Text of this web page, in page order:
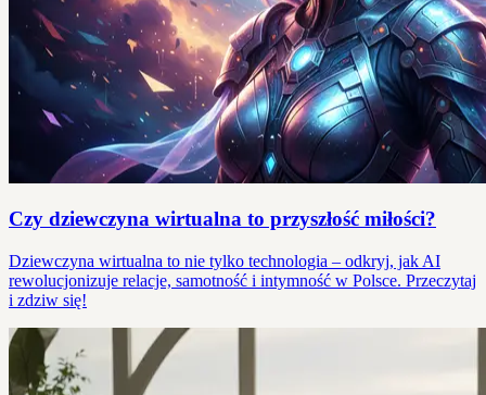
Czy dziewczyna wirtualna to przyszłość miłości?
Dziewczyna wirtualna to nie tylko technologia – odkryj, jak AI
rewolucjonizuje relacje, samotność i intymność w Polsce. Przeczytaj
i zdziw się!